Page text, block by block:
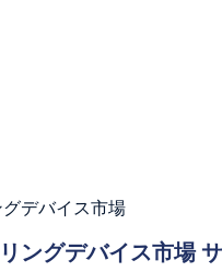
デバイス市場
ングデバイス市場